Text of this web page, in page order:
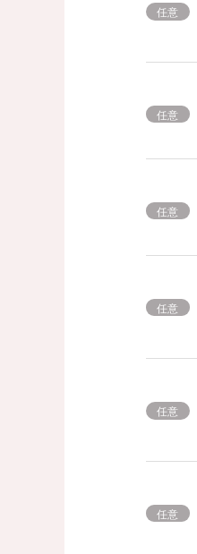
任意
任意
任意
任意
任意
任意